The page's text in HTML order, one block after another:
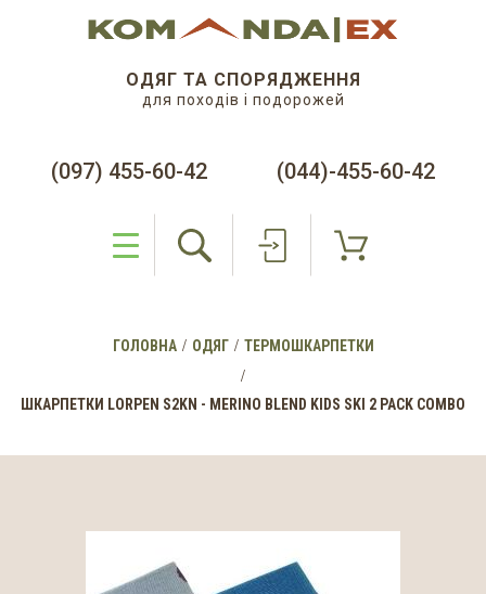
ОДЯГ ТА СПОРЯДЖЕННЯ
для походів і подорожей
(097) 455-60-42 (044)-455-60-42
ГОЛОВНА ОДЯГ ТЕРМОШКАРПЕТКИ
ШКАРПЕТКИ LORPEN S2KN - MERINO BLEND KIDS SKI 2 PACK COMBO